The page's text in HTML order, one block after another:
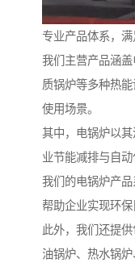
专业产品体系，
我们主营产品涵
质锅炉等多种热
使用场景。
其中，电锅炉以
业节能减排与自动
我们的电锅炉产
帮助企业实现环保
此外，我们还提
油锅炉、热水锅